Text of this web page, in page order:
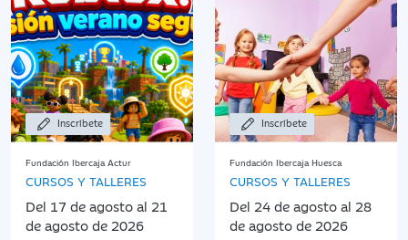
Inscríbete
Fundación Ibercaja Actur
CURSOS Y TALLERES
Del 17 de agosto al 21
de agosto de 2026
Inscríbete
Fundación Ibercaja Huesca
CURSOS Y TALLERES
Del 24 de agosto al 28
de agosto de 2026